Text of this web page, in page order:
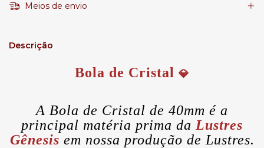
Meios de envio
Descrição
Bola de Cristal 💎
A Bola de Cristal de 40mm é a
principal matéria prima da Lustres
Gênesis em nossa produção de Lustres.